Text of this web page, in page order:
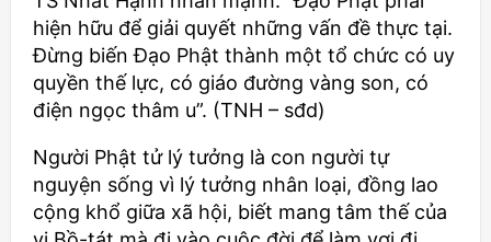
hiện hữu để giải quyết những vấn đề thực tại.
Đừng biến Đạo Phật thành một tổ chức có uy
quyền thế lực, có giáo đường vàng son, có
điện ngọc thâm u”. (TNH – sđd)
Người Phật tử lý tưởng là con người tự
nguyện sống vì lý tưởng nhân loại, đồng lao
cộng khổ giữa xã hội, biết mang tâm thế của